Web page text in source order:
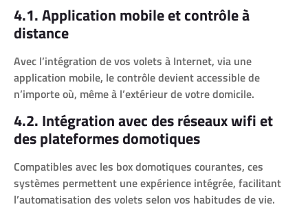
4.1. Application mobile et contrôle à
distance
Avec l’intégration de vos volets à Internet, via une
application mobile, le contrôle devient accessible de
n’importe où, même à l’extérieur de votre domicile.
4.2. Intégration avec des réseaux wifi et
des plateformes domotiques
Compatibles avec les box domotiques courantes, ces
systèmes permettent une expérience intégrée, facilitant
l’automatisation des volets selon vos habitudes de vie.